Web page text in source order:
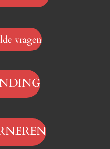
vragen